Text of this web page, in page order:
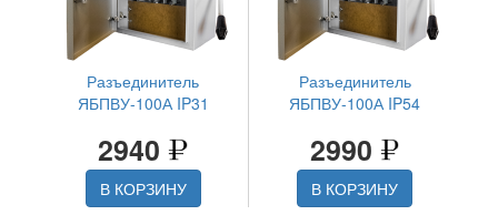
Разъединитель
ЯБПВУ-100А IP31
2940
В КОРЗИНУ
Разъединитель
ЯБПВУ-100А IP54
2990
В КОРЗИНУ